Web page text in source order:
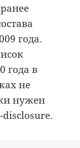
года.
года в
не
нужен
disclosure.